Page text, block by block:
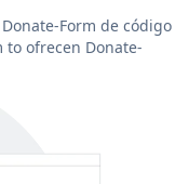
Form de código
ofrecen Donate-